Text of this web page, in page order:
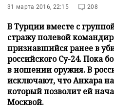
31 марта 2016, 22:15 208
В Турции вместе с
стражу полевой
признавшийся ранее в
российского Су-24. Пока
в ношении оружия. В
исключают, что Анкара
который позволит ей
Москвой.